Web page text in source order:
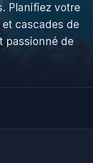
Planifiez votre
cascades de
passionné de